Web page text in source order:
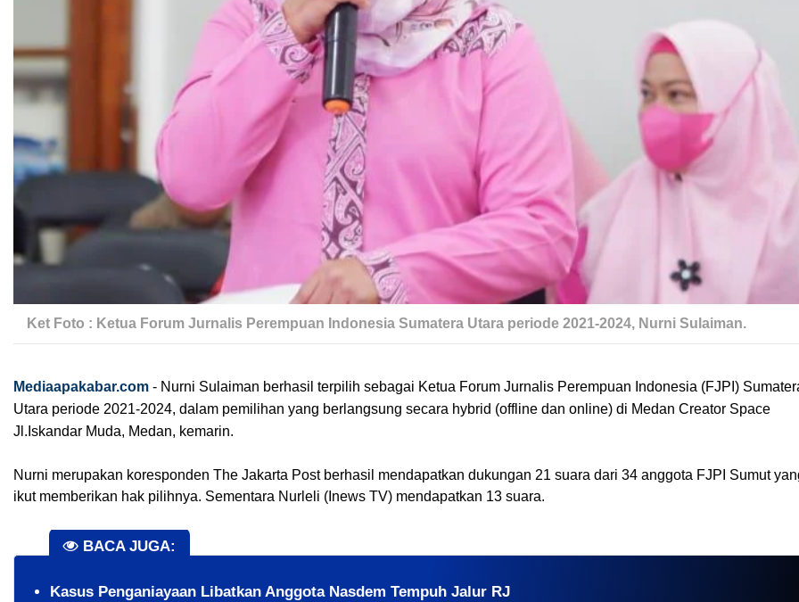
Ket Foto : Ketua Forum Jurnalis Perempuan Indonesia Sumatera Utara periode 2021-2024, Nurni Sulaiman.
Mediaapakabar.com - Nurni Sulaiman berhasil terpilih sebagai Ketua Forum Jurnalis Perempuan Indonesia (FJPI)
Utara periode 2021-2024, dalam pemilihan yang berlangsung secara hybrid (offline dan online) di Medan Creator Space
Jl.Iskandar Muda, Medan, kemarin.
Nurni merupakan koresponden The Jakarta Post berhasil mendapatkan dukungan 21 suara dari 34 anggota FJPI Sumut
ikut memberikan hak pilihnya. Sementara Nurleli (Inews TV) mendapatkan 13 suara.
BACA JUGA:
Kasus Penganiayaan Libatkan Anggota Nasdem Tempuh Jalur RJ